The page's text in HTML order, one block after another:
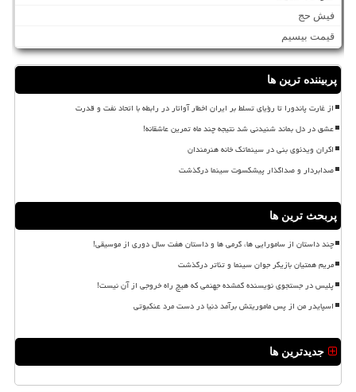
فیش حج
قیمت بیسیم
پربیننده ترین ها
از غارت پاندورا تا رؤیای تسلط بر ایران اخطار آواتار در رابطه با اتحاد نفت و قدرت
عشق در دل بماند شنیدنی شد نتیجه چند ماه تمرین عاشقانه!
اکران ویدئوی بنی در سینماتک خانه هنرمندان
صدابردار و صداگذار پیشکسوت سینما درگذشت
پربحث ترین ها
چند داستان از سامورایی ها، گرمی ها و داستان هفت سال دوری از موسیقی!
مریم همتیان بازیگر جوان سینما و تئاتر درگذشت
پلیس در جستجوی نویسنده گمشده جهنمی که هیچ راه خروجی از آن نیست!
اسپایدر من از پس ماموریتش برآمد دنیا در دست مرد عنکبوتی
جدیدترین ها